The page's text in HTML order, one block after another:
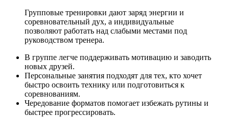
Групповые тренировки дают заряд энергии и
соревновательный дух, а индивидуальные
позволяют работать над слабыми местами под
руководством тренера.
В группе легче поддерживать мотивацию и заводить
новых друзей.
Персональные занятия подходят для тех, кто хочет
быстро освоить технику или подготовиться к
соревнованиям.
Чередование форматов помогает избежать рутины и
быстрее прогрессировать.